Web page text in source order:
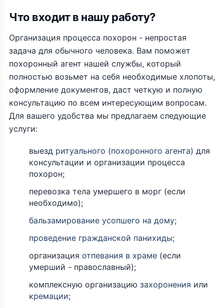
Что входит в нашу работу?
Организация процесса похорон - непростая
задача для обычного человека. Вам поможет
похоронный агент нашей службы, который
полностью возьмет на себя необходимые хлопоты,
оформление документов, даст четкую и полную
консультацию по всем интересующим вопросам.
Для вашего удобства мы предлагаем следующие
услуги:
выезд ритуального (похоронного агента) для
консультации и организации процесса
похорон;
перевозка тела умершего в морг (если
необходимо);
бальзамирование усопшего на дому;
проведение гражданской панихиды;
организация отпевания в храме (если
умерший - православный);
комплексную организацию захоронения или
кремации;